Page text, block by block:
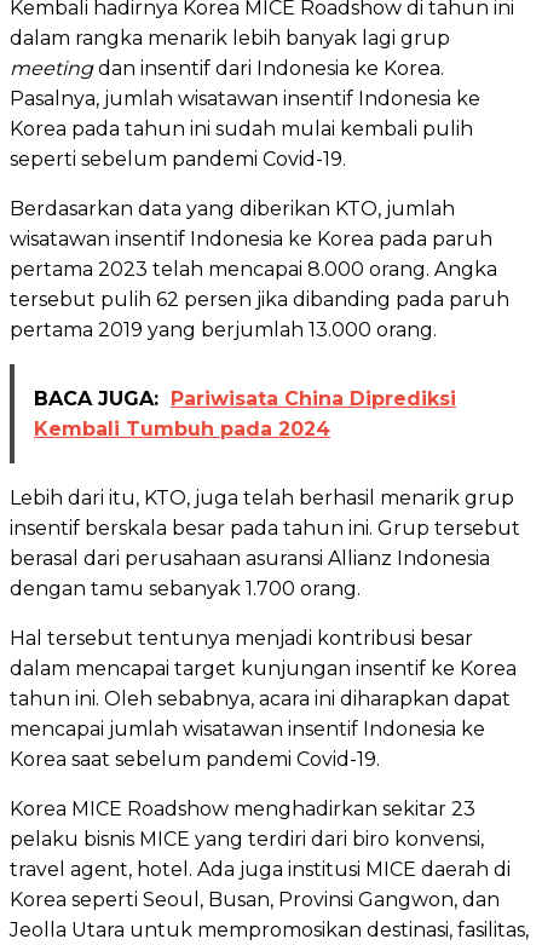
Kembali hadirnya Korea MICE Roadshow di tahun ini
dalam rangka menarik lebih banyak lagi grup
meetingdan insentif dari Indonesia ke Korea.
Pasalnya, jumlah wisatawan insentif Indonesia ke
Korea pada tahun ini sudah mulai kembali pulih
seperti sebelum pandemi Covid-19.
Berdasarkan data yang diberikan KTO, jumlah
wisatawan insentif Indonesia ke Korea pada paruh
pertama 2023 telah mencapai 8.000 orang. Angka
tersebut pulih 62 persen jika dibanding pada paruh
pertama 2019 yang berjumlah 13.000 orang.
BACA JUGA: Pariwisata China Diprediksi
Kembali Tumbuh pada 2024
Lebih dari itu, KTO, juga telah berhasil menarik grup
insentif berskala besar pada tahun ini. Grup tersebut
berasal dari perusahaan asuransi Allianz Indonesia
dengan tamu sebanyak 1.700 orang.
Hal tersebut tentunya menjadi kontribusi besar
dalam mencapai target kunjungan insentif ke Korea
tahun ini. Oleh sebabnya, acara ini diharapkan dapat
mencapai jumlah wisatawan insentif Indonesia ke
Korea saat sebelum pandemi Covid-19.
Korea MICE Roadshow menghadirkan sekitar 23
pelaku bisnis MICE yang terdiri dari biro konvensi,
travel agent, hotel. Ada juga institusi MICE daerah di
Korea seperti Seoul, Busan, Provinsi Gangwon, dan
Jeolla Utara untuk mempromosikan destinasi, fasilitas,